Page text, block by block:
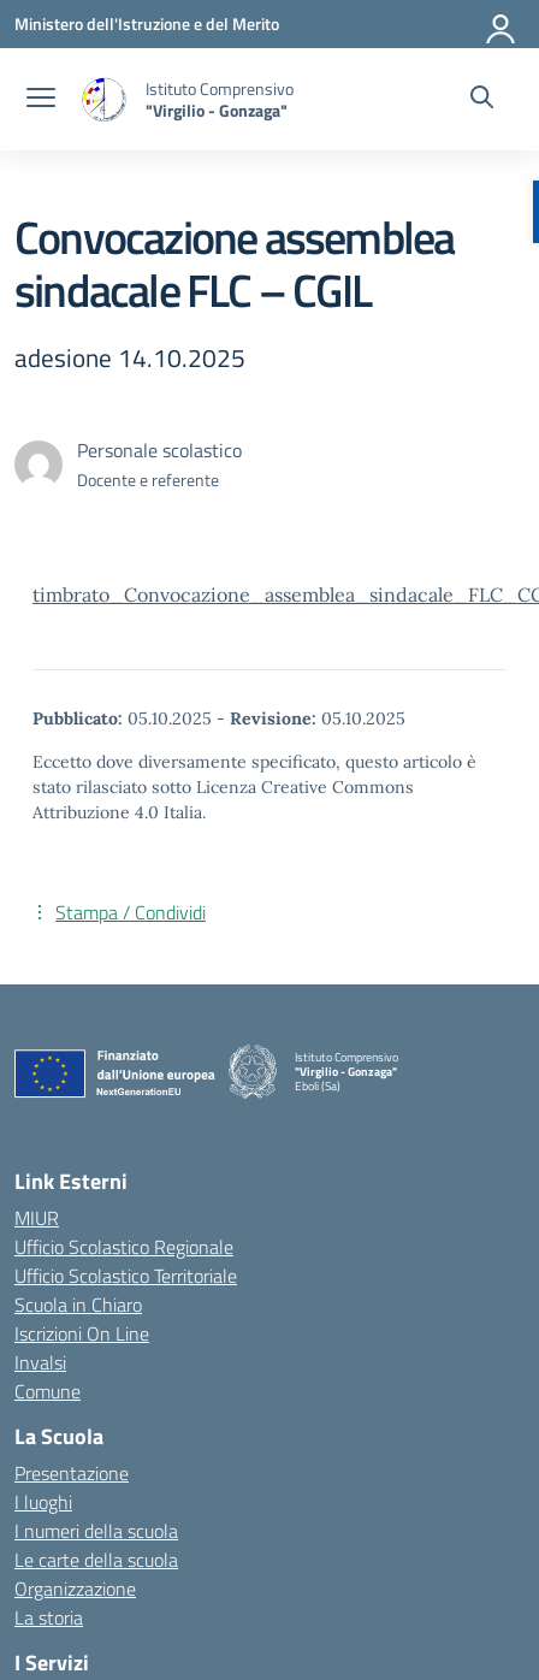
Vai ai contenuti
Vai al menu di navigazione
Vai al footer
Ministero dell'Istruzione e del Merito
Istituto Comprensivo
"Virgilio - Gonzaga"
Convocazione assemblea
sindacale FLC – CGIL
adesione 14.10.2025
Personale scolastico
Docente e referente
Pubblicato: 05.10.2025 - Revisione: 05.10.2025
Eccetto dove diversamente specificato, questo articolo è
stato rilasciato sotto Licenza Creative Commons
Attribuzione 4.0 Italia.
Stampa / Condividi
Istituto Comprensivo
"Virgilio - Gonzaga"
Eboli (Sa)
Link Esterni
MIUR
Ufficio Scolastico Regionale
Ufficio Scolastico Territoriale
Scuola in Chiaro
Iscrizioni On Line
Invalsi
Comune
La Scuola
Presentazione
I luoghi
I numeri della scuola
Le carte della scuola
Organizzazione
La storia
I Servizi